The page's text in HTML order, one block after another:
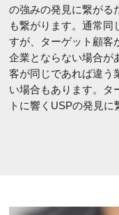
の強みの発見に繋がる
も繋がります。通常同
すが、ターゲット顧客
企業とならない場合が
客が同じであれば違う
い場合もあります。タ
トに響くUSPの発見に